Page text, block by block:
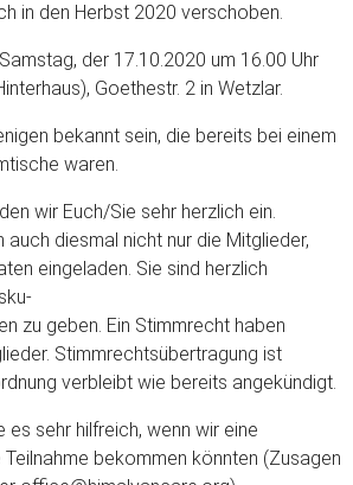
in den Herbst 2020 verschoben.
der 17.10.2020 um 16.00 Uhr
Goethestr. 2 in Wetzlar.
bekannt sein, die bereits bei einem
waren.
wir Euch/Sie sehr herzlich ein.
diesmal nicht nur die Mitglieder,
eingeladen. Sie sind herzlich
zu geben. Ein Stimmrecht haben
Stimmrechtsübertragung ist
verbleibt wie bereits angekündigt.
es sehr hilfreich, wenn wir eine
bekommen könnten (Zusagen